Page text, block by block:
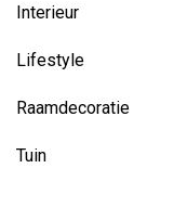
Interieur
Lifestyle
Raamdecoratie
Tuin